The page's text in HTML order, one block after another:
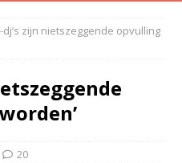
dj’s zijn nietszeggende opvulling
20